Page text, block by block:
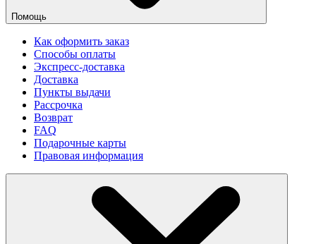
Помощь
Как оформить заказ
Способы оплаты
Экспресс-доставка
Доставка
Пункты выдачи
Рассрочка
Возврат
FAQ
Подарочные карты
Правовая информация